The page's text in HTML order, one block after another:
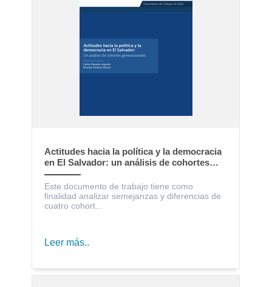
Actitudes hacia la política y la democracia
en El Salvador: un análisis de cohortes
generacionales
Este documento de trabajo tiene como
finalidad analizar semejanzas y diferencias de
cuatro cohort...
Leer más..